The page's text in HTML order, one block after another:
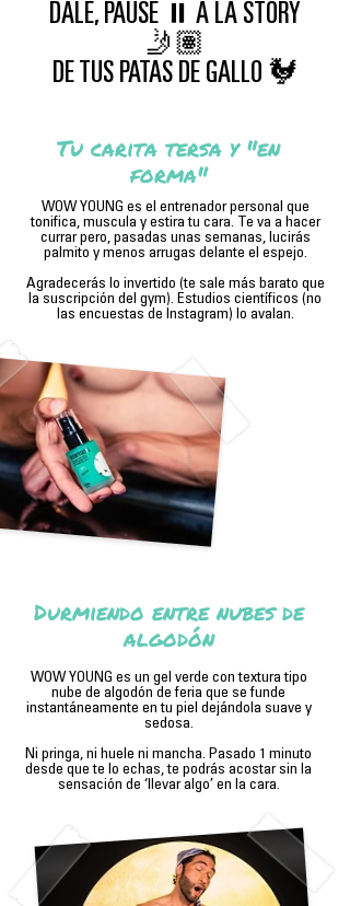
DALE, PAUSE ⏸ A LA STORY
🤳🏽
DE TUS PATAS DE GALLO 🐓
Tu carita tersa y "en
forma"
WOW YOUNG es el entrenador personal que
tonifica, muscula y estira tu cara. Te va a hacer
currar pero, pasadas unas semanas, lucirás
palmito y menos arrugas delante el espejo.
Agradecerás lo invertido (te sale más barato que
la suscripción del gym). Estudios científicos (no
las encuestas de Instagram) lo avalan.
Durmiendo entre nubes de
algodón
WOW YOUNG es un gel verde con textura tipo
nube de algodón de feria que se funde
instantáneamente en tu piel dejándola suave y
sedosa.
Ni pringa, ni huele ni mancha. Pasado 1 minuto
desde que te lo echas, te podrás acostar sin la
sensación de ‘llevar algo’ en la cara.